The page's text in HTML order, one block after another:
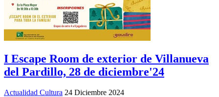
I Escape Room de exterior de Villanueva
del Pardillo, 28 de diciembre'24
Actualidad Cultura 24 Diciembre 2024